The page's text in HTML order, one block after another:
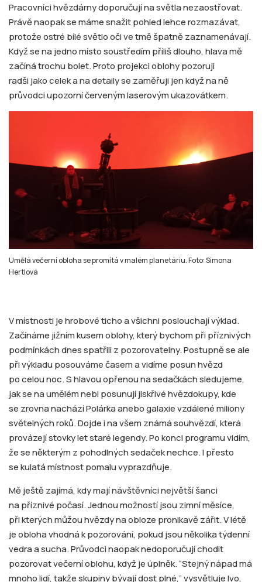
Pracovníci hvězdárny doporučují na světla nezaostřovat.
Právě naopak se máme snažit pohled lehce rozmazávat,
protože ostré bílé světlo oči ve tmě špatně zaznamenávají.
Když se na jedno místo soustředím příliš dlouho, hlava mě
začíná trochu bolet. Proto projekci oblohy pozoruji
radši jako celek a na detaily se zaměřuji jen když na ně
průvodci upozorní červeným laserovým ukazovátkem.
Umělá večerní obloha se promítá v malém planetáriu. Foto: Simona
Hertlová
V místnosti je hrobové ticho a všichni poslouchají výklad.
Začínáme jižním kusem oblohy, který bychom při příznivých
podmínkách dnes spatřili z pozorovatelny. Postupně se ale
při výkladu posouváme časem a vidíme posun hvězd
po celou noc. S hlavou opřenou na sedačkách sledujeme,
jak se na umělém nebi posunují jiskřivé hvězdokupy, kde
se zrovna nachází Polárka anebo galaxie vzdálené miliony
světelných roků. Dojde i na všem známá souhvězdí, která
provázejí stovky let staré legendy. Po konci programu vidím,
že se některým z pohodlných sedaček nechce. I přesto
se kulatá místnost pomalu vyprazdňuje.
Mě ještě zajímá, kdy mají návštěvníci největší šanci
na příznivé počasí. Jednou možností jsou zimní měsíce,
při kterých můžou hvězdy na obloze pronikavě zářit. V létě
je obloha vhodná k pozorování, pokud jsou několika týdenní
vedra a sucha. Průvodci naopak nedoporučují chodit
pozorovat večerní oblohu, když je úplněk. “Stejný nápad má
mnoho lidí, takže skupiny bývají dost plné,” vysvětluje Ivo,